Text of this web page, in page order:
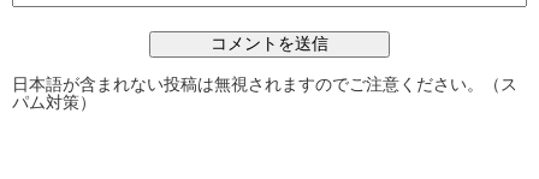
日本語が含まれない投稿は無視されますのでご注意ください。（ス
パム対策）